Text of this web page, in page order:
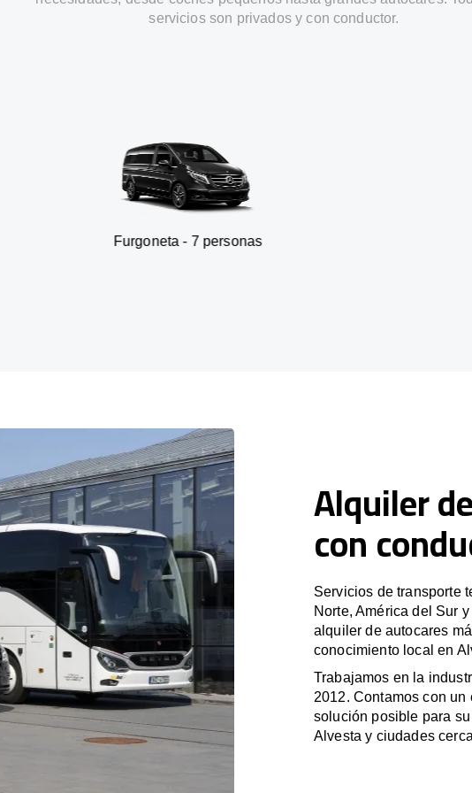
servicios son privados y con conductor.
Furgoneta - 7 personas SUV -
Alquiler
con
Servicios de transporte
Norte, América del Sur
alquiler de autocares
conocimiento local en
Trabajamos en la
2012. Contamos con
solución posible para
Alvesta y ciudades